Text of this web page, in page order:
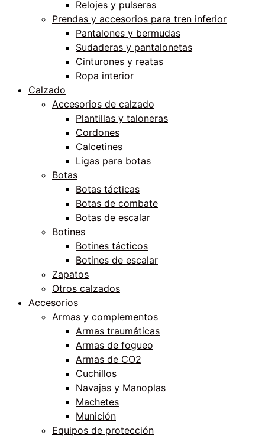
Relojes y pulseras
Prendas y accesorios para tren inferior
Pantalones y bermudas
Sudaderas y pantalonetas
Cinturones y reatas
Ropa interior
Calzado
Accesorios de calzado
Plantillas y taloneras
Cordones
Calcetines
Ligas para botas
Botas
Botas tácticas
Botas de combate
Botas de escalar
Botines
Botines tácticos
Botines de escalar
Zapatos
Otros calzados
Accesorios
Armas y complementos
Armas traumáticas
Armas de fogueo
Armas de CO2
Cuchillos
Navajas y Manoplas
Machetes
Munición
Equipos de protección